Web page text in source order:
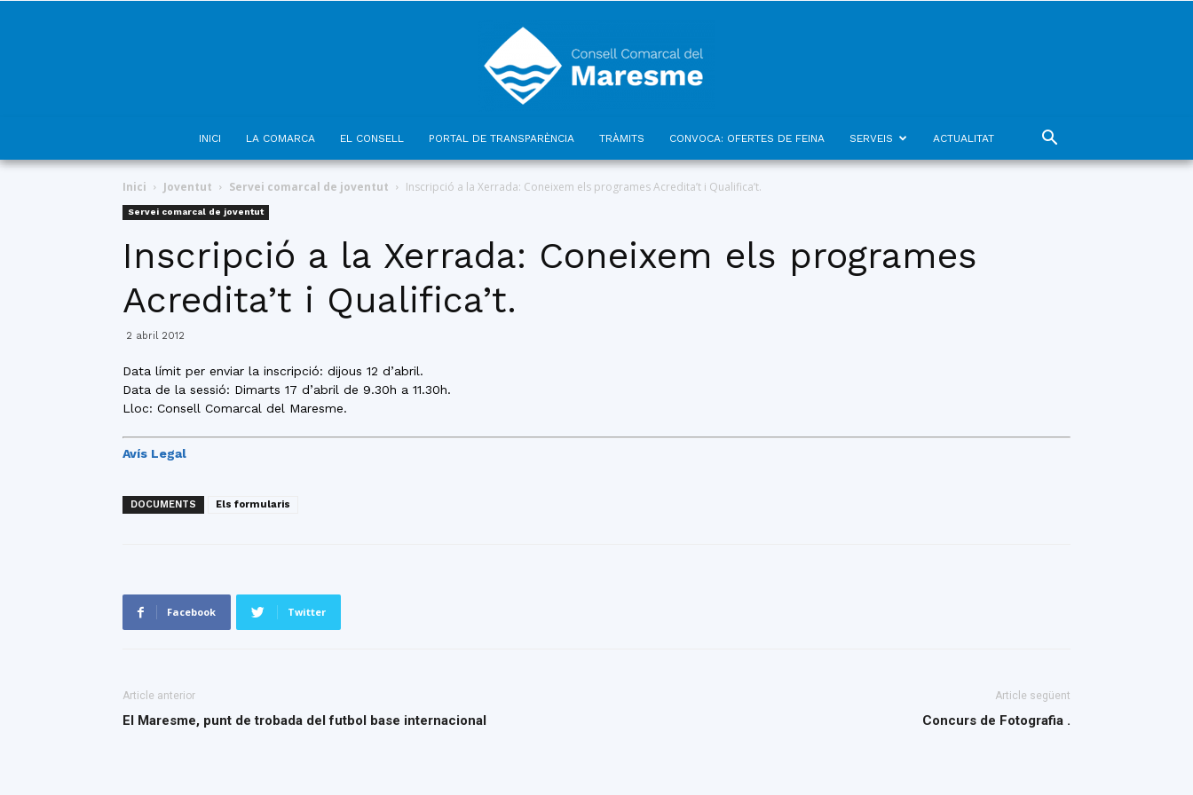
INICI LA COMARCA EL CONSELL PORTAL DE TRANSPARÈNCIA TRÀMITS CONVOCA: OFERTES DE FEINA SERVEIS ACTUALITAT
Inici Joventut Servei comarcal de joventut Inscripció a la Xerrada: Coneixem els programes Acredita’t i Qualifica’t.
Servei comarcal de joventut
Inscripció a la Xerrada: Coneixem els programes
Acredita’t i Qualifica’t.
2 abril 2012
Data límit per enviar la inscripció: dijous 12 d’abril.
Data de la sessió: Dimarts 17 d’abril de 9.30h a 11.30h.
Lloc: Consell Comarcal del Maresme.
Avís Legal
DOCUMENTS Els formularis
Facebook Twitter
Article anterior
El Maresme, punt de trobada del futbol base internacional
Article següent
Concurs de Fotografia .